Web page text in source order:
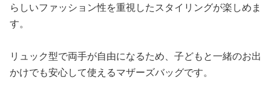
らしいファッション性を重視したスタイリングが楽しめま
す。
リュック型で両手が自由になるため、子どもと一緒のお出
かけでも安心して使えるマザーズバッグです。